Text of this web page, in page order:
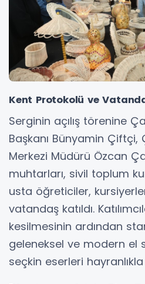
Kent Protokolü ve
Serginin açılış törenine
Başkanı Bünyamin Çiftçi,
Merkezi Müdürü Özcan
muhtarları, sivil toplum
usta öğreticiler,
vatandaş katıldı.
kesilmesinin ardından
geleneksel ve modern el
seçkin eserleri